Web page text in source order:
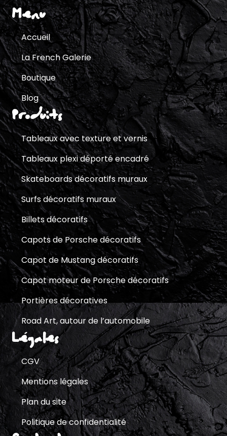
Menu
Accueil
La French Galerie
Boutique
Blog
Produits
Tableaux avec texture et vernis
Tableaux plexi déporté encadré
Skateboards décoratifs muraux
Surfs décoratifs muraux
Billets décoratifs
Capots de Porsche décoratifs
Capot de Mustang décoratifs
Capot moteur de Porsche décoratifs
Portières décoratives
Road Art, autour de l’automobile
Légales
CGV
Mentions légales
Plan du site
Politique de confidentialité